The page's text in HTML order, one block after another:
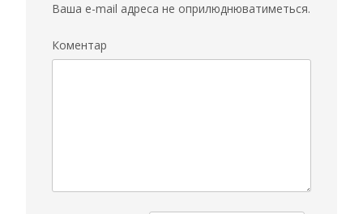
Ваша e-mail адреса не оприлюднюватиметься.
Коментар